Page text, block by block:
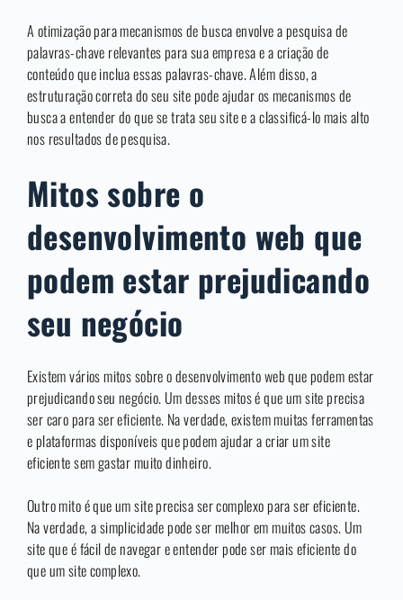
A otimização para mecanismos de busca envolve a pesquisa de
palavras-chave relevantes para sua empresa e a criação de
conteúdo que inclua essas palavras-chave. Além disso, a
estruturação correta do seu site pode ajudar os mecanismos de
busca a entender do que se trata seu site e a classificá-lo mais alto
nos resultados de pesquisa.
Mitos sobre o
desenvolvimento web que
podem estar prejudicando
seu negócio
Existem vários mitos sobre o desenvolvimento web que podem estar
prejudicando seu negócio. Um desses mitos é que um site precisa
ser caro para ser eficiente. Na verdade, existem muitas ferramentas
e plataformas disponíveis que podem ajudar a criar um site
eficiente sem gastar muito dinheiro.
Outro mito é que um site precisa ser complexo para ser eficiente.
Na verdade, a simplicidade pode ser melhor em muitos casos. Um
site que é fácil de navegar e entender pode ser mais eficiente do
que um site complexo.